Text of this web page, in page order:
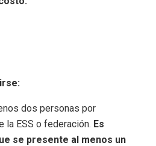
dos personas por
la ESS o federación. Es
se presente al menos un